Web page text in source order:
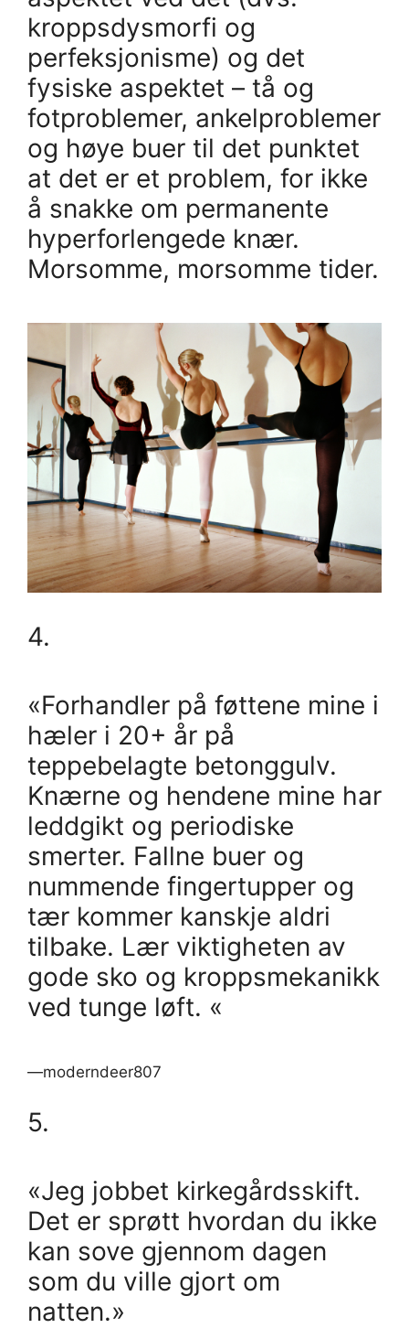
kroppsdysmorfi og
perfeksjonisme) og det
fysiske aspektet – tå og
fotproblemer, ankelproblemer
og høye buer til det punktet
at det er et problem, for ikke
å snakke om permanente
hyperforlengede knær.
Morsomme, morsomme tider.
4.
«Forhandler på føttene mine i
hæler i 20+ år på
teppebelagte betonggulv.
Knærne og hendene mine har
leddgikt og periodiske
smerter. Fallne buer og
nummende fingertupper og
tær kommer kanskje aldri
tilbake. Lær viktigheten av
gode sko og kroppsmekanikk
ved tunge løft. «
—moderndeer807
5.
«Jeg jobbet kirkegårdsskift.
Det er sprøtt hvordan du ikke
kan sove gjennom dagen
som du ville gjort om
natten.»